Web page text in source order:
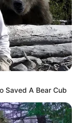
ΟΡΟΙ ΧΡΗΣΗΣ
Saved A Bear Cub